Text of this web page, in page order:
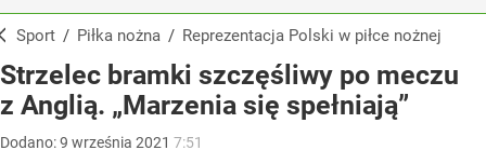
Sport / Piłka nożna / Reprezentacja Polski w piłce nożnej
Strzelec bramki szczęśliwy po meczu
z Anglią. „Marzenia się spełniają”
Dodano:9 września 2021 7:51